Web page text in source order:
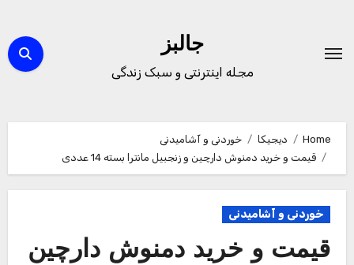
content
جالبز
مجله اینترنتی و سبک زندگی
Home دیجیکا
خوردنی و آشامیدنی
قیمت و خرید دمنوش دارچین و زنجبیل مانترا بسته 14 عددی
خوردنی و آشامیدنی
قیمت و خرید دمنوش دارچین